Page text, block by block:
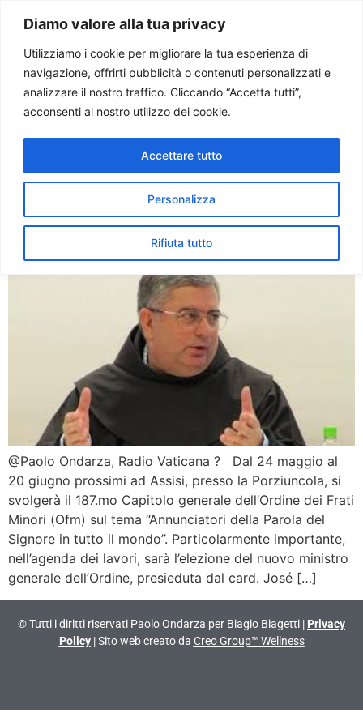
Diamo valore alla tua privacy
Utilizziamo i cookie per migliorare la tua esperienza di
navigazione, offrirti pubblicità o contenuti personalizzati e
analizzare il nostro traffico. Cliccando “Accetta tutti”,
acconsenti al nostro utilizzo dei cookie.
Personalizza
Rifiuta tutto
Accettare tutto
Paolo Ondarza
Tag:frati minori
Padre Carballo: San
Francesco, non un
rivoluzionario politico ma
del Vangelo
@Paolo Ondarza, Radio Vaticana ? Dal 24 maggio al
20 giugno prossimi ad Assisi, presso la Porziuncola, si
svolgerà il 187.mo Capitolo generale dell’Ordine dei Frati
Minori (Ofm) sul tema “Annunciatori della Parola del
Signore in tutto il mondo”. Particolarmente importante,
nell’agenda dei lavori, sarà l’elezione del nuovo ministro
generale dell’Ordine, presieduta dal card. José […]
© Tutti i diritti riservati Paolo Ondarza per Biagio Biagetti | Privacy
Policy| Sito web creato da Creo Group™ Wellness